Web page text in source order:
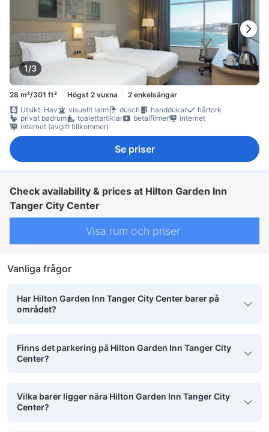
1/3
28 m²/301 ft² Högst 2 vuxna
2 enkelsängar
Utsikt: Hav
visuellt larm dusch handdukar
hårtork
privat badrum
toalettartiklar betalfilmer
internet
internet (avgift tillkommer)
Se priser
Check availability & prices at Hilton Garden Inn
Tanger City Center
Visa rum och priser
Vanliga frågor
Har Hilton Garden Inn Tanger City Center barer på
området?
Finns det parkering på Hilton Garden Inn Tanger City
Center?
Vilka barer ligger nära Hilton Garden Inn Tanger City
Center?